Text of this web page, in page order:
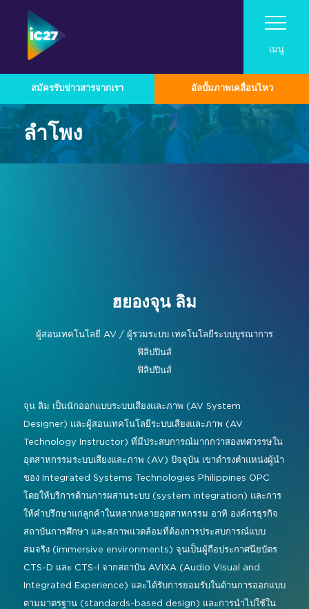
เมนู
รายชื่อผู้จัดแสดงสินค้า
อัลบั้มรูปปี 2026
เยี่ยม
เยี่ยม
ผู้สนับสนุนและพันธมิตร
รายชื่อผู้จัดแสดงสินค้า
ข้อมูลการเดินทางและวีซ่า
ข่าวประชาสัมพันธ์จาก InfoComm Asia
แสดงคำถามที่พบบ่อย
ออกอากาศ AV
การประชุมและการทำงานร่วมกัน
กิจกรรมสด, ความบันเทิง
พื้นที่การเรียนรู้อัจฉริยะ
การวางผังเมือง
โปรแกรม
ประสิทธิภาพการทำงานในระดับองค์กร
โซลูชันแบบไลฟ์ สมจริง และสร้าง
สมัครรับข่าวสารจากเรา อัลบั้มภาพเคลื่อนไหว
ลำโพง
ฮยองจุน ลิม
ผู้สอนเทคโนโลยี AV / ผู้รวมระบบ เทคโนโลยีระบบบูรณาการ
ฟิลิปปินส์
ฟิลิปปินส์
จุน ลิม เป็นนักออกแบบระบบเสียงและภาพ (AV System
Designer) และผู้สอนเทคโนโลยีระบบเสียงและภาพ (AV
Technology Instructor) ที่มีประสบการณ์มากกว่าสองทศวรรษใน
อุตสาหกรรมระบบเสียงและภาพ (AV) ปัจจุบัน เขาดำรงตำแหน่งผู้นำ
ของ Integrated Systems Technologies Philippines OPC
โดยให้บริการด้านการผสานระบบ (system integration) และการ
ให้คำปรึกษาแก่ลูกค้าในหลากหลายอุตสาหกรรม อาทิ องค์กรธุรกิจ
สถาบันการศึกษา และสภาพแวดล้อมที่ต้องการประสบการณ์แบบ
สมจริง (immersive environments) จุนเป็นผู้ถือประกาศนียบัตร
CTS-D และ CTS-I จากสถาบัน AVIXA (Audio Visual and
Integrated Experience) และได้รับการยอมรับในด้านการออกแบบ
ตามมาตรฐาน (standards-based design) และการนำไปใช้ใน